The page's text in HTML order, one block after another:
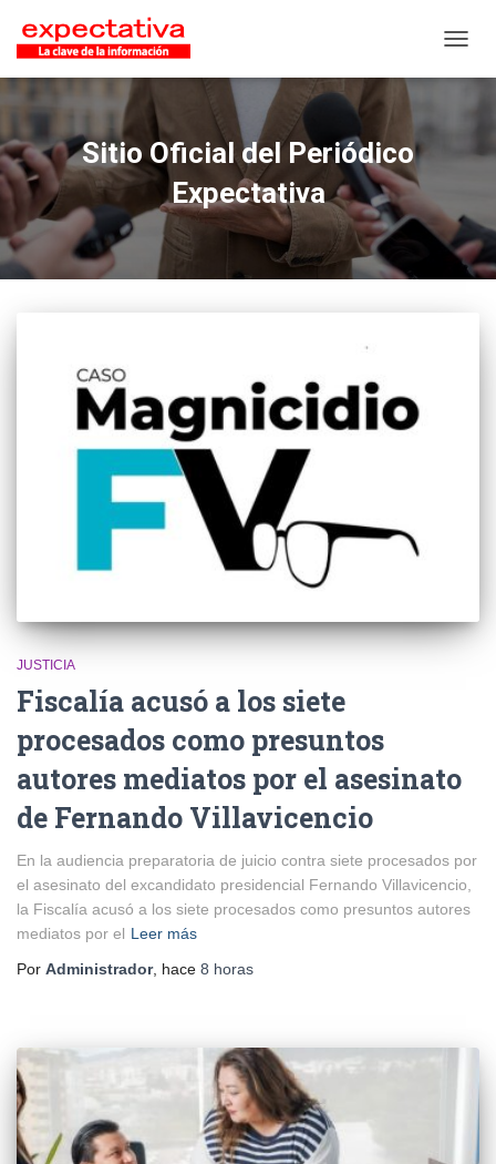
Sitio Oficial del Periódico
Expectativa
JUSTICIA
Fiscalía acusó a los siete
procesados como presuntos
autores mediatos por el asesinato
de Fernando Villavicencio
En la audiencia preparatoria de juicio contra siete procesados por
el asesinato del excandidato presidencial Fernando Villavicencio,
la Fiscalía acusó a los siete procesados como presuntos autores
mediatos por el Leer más
Por Administrador, hace 8 horas